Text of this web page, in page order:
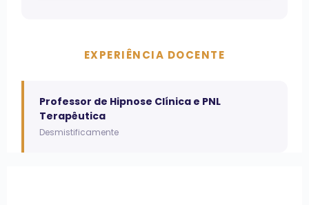
EXPERIÊNCIA DOCENTE
Professor de Hipnose Clínica e PNL
Terapêutica
Desmistificamente